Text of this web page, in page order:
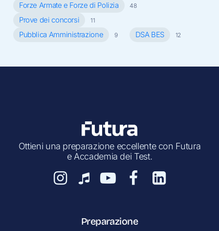
Forze Armate e Forze di Polizia 48
Prove dei concorsi 11
Pubblica Amministrazione 9 DSA BES 12
Ottieni una preparazione eccellente con Futura
e Accademia dei Test.
Preparazione